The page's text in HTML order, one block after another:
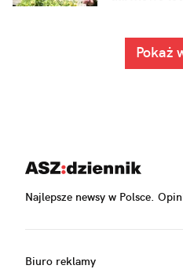
Pokaż
Najlepsze newsy w Polsce.
Biuro reklamy